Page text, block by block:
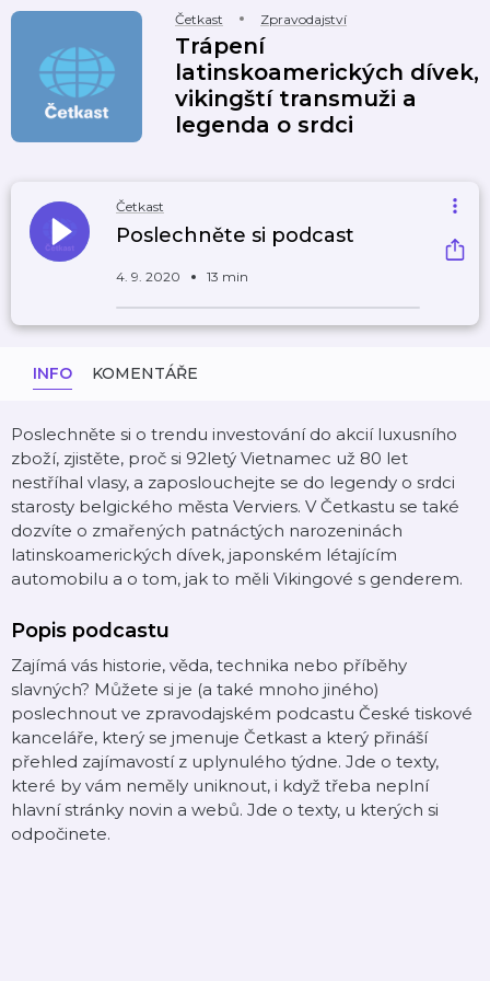
Četkast Zpravodajství
Trápení
latinskoamerických dívek,
vikingští transmuži a
legenda o srdci
Četkast
Poslechněte si podcast
4. 9. 2020 13 min
INFO KOMENTÁŘE
Poslechněte si o trendu investování do akcií luxusního
zboží, zjistěte, proč si 92letý Vietnamec už 80 let
nestříhal vlasy, a zaposlouchejte se do legendy o srdci
starosty belgického města Verviers. V Četkastu se také
dozvíte o zmařených patnáctých narozeninách
latinskoamerických dívek, japonském létajícím
automobilu a o tom, jak to měli Vikingové s genderem.
Popis podcastu
Zajímá vás historie, věda, technika nebo příběhy
slavných? Můžete si je (a také mnoho jiného)
poslechnout ve zpravodajském podcastu České tiskové
kanceláře, který se jmenuje Četkast a který přináší
přehled zajímavostí z uplynulého týdne. Jde o texty,
které by vám neměly uniknout, i když třeba neplní
hlavní stránky novin a webů. Jde o texty, u kterých si
odpočinete.